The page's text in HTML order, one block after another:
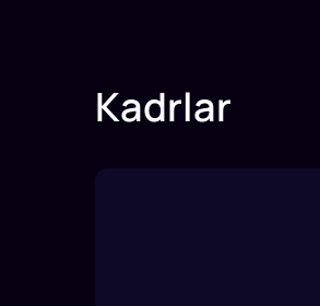
Kadrlar